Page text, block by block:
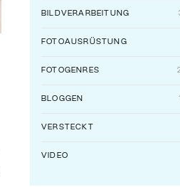
BILDVERARBEITUNG
FOTOAUSRÜSTUNG
FOTOGENRES
BLOGGEN
VERSTECKT
VIDEO